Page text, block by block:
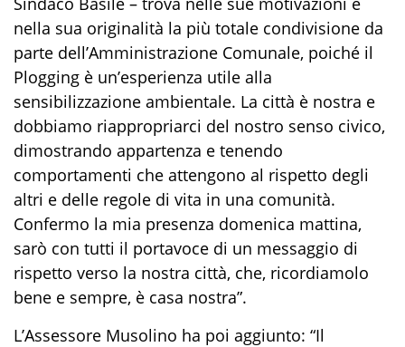
nella sua originalità la più totale condivisione da
parte dell’Amministrazione Comunale, poiché il
Plogging è un’esperienza utile alla
sensibilizzazione ambientale. La città è nostra e
dobbiamo riappropriarci del nostro senso civico,
dimostrando appartenza e tenendo
comportamenti che attengono al rispetto degli
altri e delle regole di vita in una comunità.
Confermo la mia presenza domenica mattina,
sarò con tutti il portavoce di un messaggio di
rispetto verso la nostra città, che, ricordiamolo
bene e sempre, è casa nostra”.
L’Assessore Musolino ha poi aggiunto: “Il